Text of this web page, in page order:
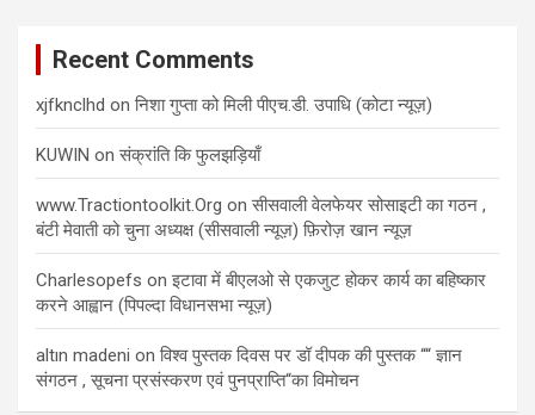
Recent Comments
xjfknclhd onनिशा गुप्ता को मिली पीएच.डी. उपाधि (कोटा न्यूज़)
KUWIN onसंक्रांति कि फुलझड़ियाँ
www.Tractiontoolkit.Org onसीसवाली वेलफेयर सोसाइटी का गठन ,
बंटी मेवाती को चुना अध्यक्ष (सीसवाली न्यूज़) फ़िरोज़ खान न्यूज़
Charlesopefs onइटावा में बीएलओ से एकजुट होकर कार्य का बहिष्कार
करने आह्वान (पिपल्दा विधानसभा न्यूज़)
altın madeni onविश्व पुस्तक दिवस पर डॉ दीपक की पुस्तक ““ ज्ञान
संगठन , सूचना प्रसंस्करण एवं पुनप्राप्ति“का विमोचन